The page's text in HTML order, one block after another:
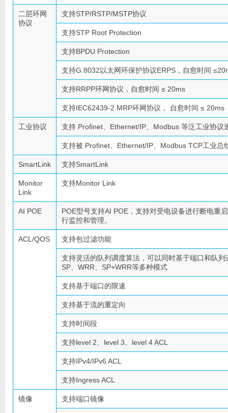
二层环网
协议
支持STP/RSTP/MSTP协议
支持STP Root Protection
支持BPDU Protection
支持G.8032以太网环保护协议ERPS，自愈时间
支持RRPP环网协议，自愈时间 ≤ 20ms
支持IEC62439-2 MRP环网协议， 自愈时间 ≤ 20ms
工业协议 支持 Profinet、Ethernet/IP、Modbus 等泛工业协议
支持被 Profinet、Ethernet/IP、Modbus TCP工业总
SmartLink 支持SmartLink
Monitor
Link
支持Monitor Link
AI POE
POE型号支持AI POE，支持对受电设备进行断电重
行监控和管理。
ACL/QOS 支持包过滤功能
支持灵活的队列调度算法，可以同时基于端口和队列
SP、WRR、SP+WRR等多种模式
支持基于端口的限速
支持基于流的重定向
支持时间段
支持level 2、level 3、level 4 ACL
支持IPv4/IPv6 ACL
支持Ingress ACL
镜像 支持端口镜像